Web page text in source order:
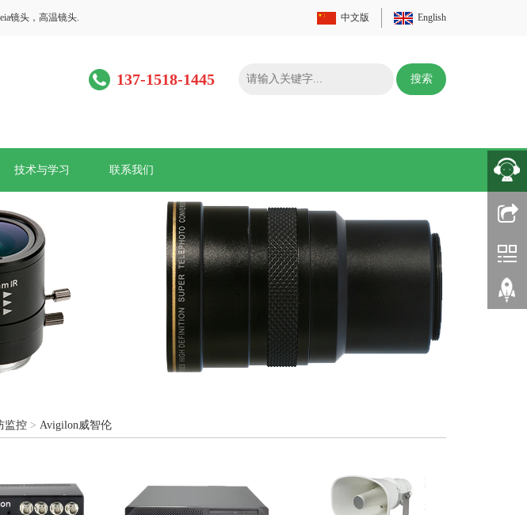
镜头，高温镜头. English
中文版
137-1518-1445 搜索
技术与学习 联系我们
监控> Avigilon威智伦